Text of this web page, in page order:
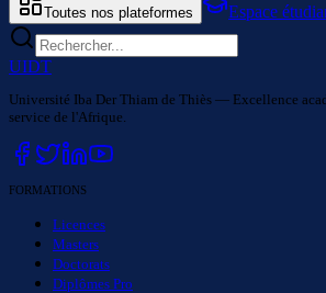
Toutes nos plateformes Espace
UIDT
Université Iba Der Thiam de Thiès — Excellence
service de l'Afrique.
FORMATIONS
Licences
Masters
Doctorats
Diplômes Pro